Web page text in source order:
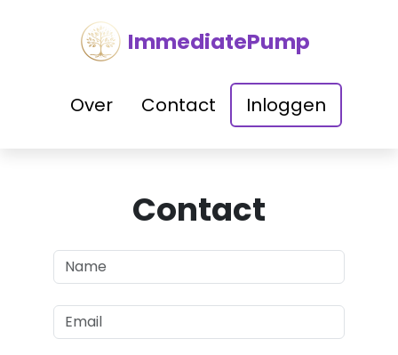
ImmediatePump
Over Contact Inloggen
Contact